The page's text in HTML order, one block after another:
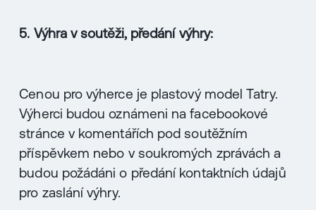
5. Výhra v soutěži, předání výhry:
Cenou pro výherce je plastový model Tatry.
Výherci budou oznámeni na facebookové
stránce v komentářích pod soutěžním
příspěvkem nebo v soukromých zprávách a
budou požádáni o předání kontaktních údajů
pro zaslání výhry.